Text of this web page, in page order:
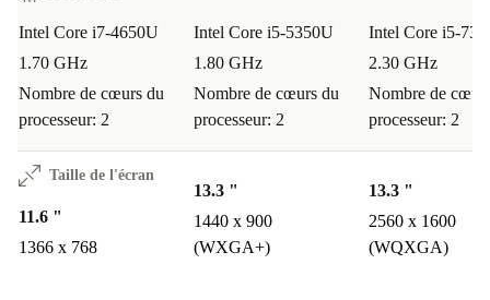
Intel Core i7-4650U
1.70 GHz
Nombre de cœurs du
processeur: 2
Intel Core i5-5350U
1.80 GHz
Nombre de cœurs du
processeur: 2
Intel Core i5-
2.30 GHz
Nombre de
processeur: 2
Taille de l'écran
11.6 "
1366 x 768
13.3 "
1440 x 900
(WXGA+)
13.3 "
2560 x 1600
(WQXGA)